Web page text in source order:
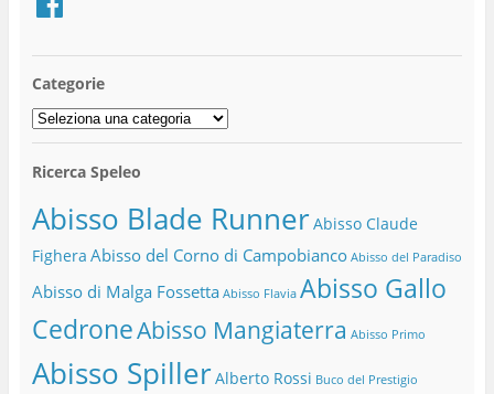
Categorie
Categorie
Ricerca Speleo
Abisso Blade RunnerAbisso Claude
Fighera Abisso del Corno di Campobianco Abisso del Paradiso
Abisso di Malga Fossetta Abisso Flavia Abisso Gallo
CedroneAbisso Mangiaterra Abisso Primo
Abisso SpillerAlberto Rossi Buco del Prestigio